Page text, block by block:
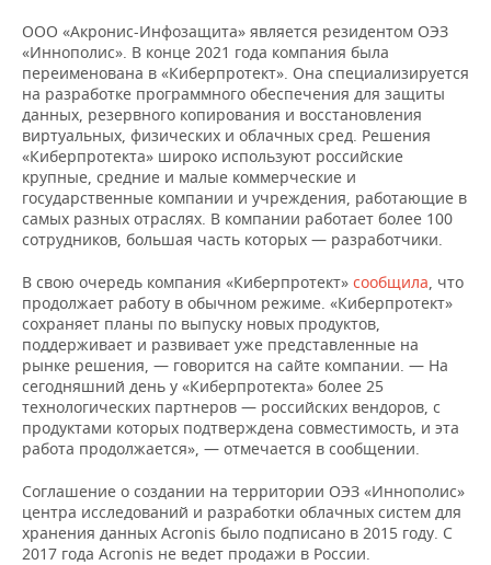
ООО «Акронис-Инфозащита» является резидентом ОЭЗ
«Иннополис». В конце 2021 года компания была
переименована в «Киберпротект». Она специализируется
на разработке программного обеспечения для защиты
данных, резервного копирования и восстановления
виртуальных, физических и облачных сред. Решения
«Киберпротекта» широко используют российские
крупные, средние и малые коммерческие и
государственные компании и учреждения, работающие в
самых разных отраслях. В компании работает более 100
сотрудников, большая часть которых — разработчики.
В свою очередь компания «Киберпротект» сообщила, что
продолжает работу в обычном режиме. «Киберпротект»
сохраняет планы по выпуску новых продуктов,
поддерживает и развивает уже представленные на
рынке решения, — говорится на сайте компании. — На
сегодняшний день у «Киберпротекта» более 25
технологических партнеров — российских вендоров, с
продуктами которых подтверждена совместимость, и эта
работа продолжается», — отмечается в сообщении.
Соглашение о создании на территории ОЭЗ «Иннополис»
центра исследований и разработки облачных систем для
хранения данных Acronis было подписано в 2015 году. C
2017 года Acronis не ведет продажи в России.